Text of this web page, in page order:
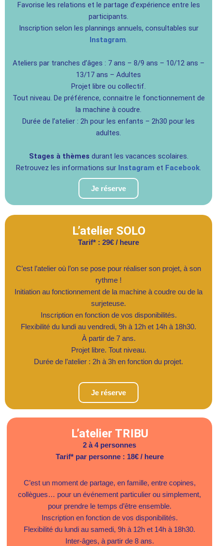
Favorise les relations et le partage d’expérience entre les
participants.
Inscription selon les plannings annuels, consultables sur
Instagram.
Ateliers par tranches d’âges : 7 ans – 8/9 ans – 10/12 ans –
13/17 ans – Adultes
Projet libre ou collectif.
Tout niveau. De préférence, connaitre le fonctionnement de
la machine à coudre.
Durée de l’atelier : 2h pour les enfants – 2h30 pour les
adultes.
Stages à thèmes durant les vacances scolaires.
Retrouvez les informations sur Instagram et Facebook.
Je réserve
L’atelier SOLO
Tarif* : 29€ / heure
C’est l’atelier où l’on se pose pour réaliser son projet, à son
rythme !
Initiation au fonctionnement de la machine à coudre ou de la
surjeteuse.
Inscription en fonction de vos disponibilités.
Flexibilité du lundi au vendredi, 9h à 12h et 14h à 18h30.
À partir de 7 ans.
Projet libre. Tout niveau.
Durée de l’atelier : 2h à 3h en fonction du projet.
Je réserve
L’atelier TRIBU
2 à 4 personnes
Tarif* par personne : 18€ / heure
C’est un moment de partage, en famille, entre copines,
collègues… pour un événement particulier ou simplement,
pour prendre le temps d’être ensemble.
Inscription en fonction de vos disponibilités.
Flexibilité du lundi au samedi, 9h à 12h et 14h à 18h30.
Inter-âges, à partir de 8 ans.